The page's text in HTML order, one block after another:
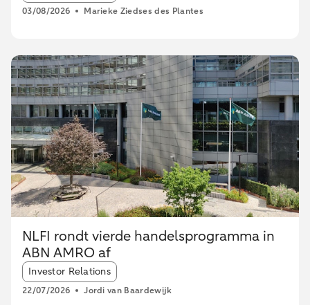
03/08/2026 Marieke Ziedses des Plantes
NLFI rondt vierde handelsprogramma in
ABN AMRO af
Article tags:
Investor Relations
22/07/2026 Jordi van Baardewijk